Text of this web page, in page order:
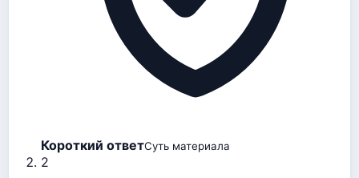
Короткий ответСуть материала
2